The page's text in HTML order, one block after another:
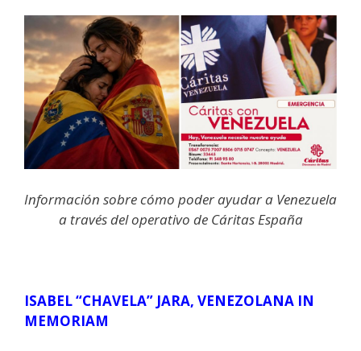
Información sobre cómo poder ayudar a Venezuela
a través del operativo de Cáritas España
ISABEL “CHAVELA” JARA, VENEZOLANA IN
MEMORIAM